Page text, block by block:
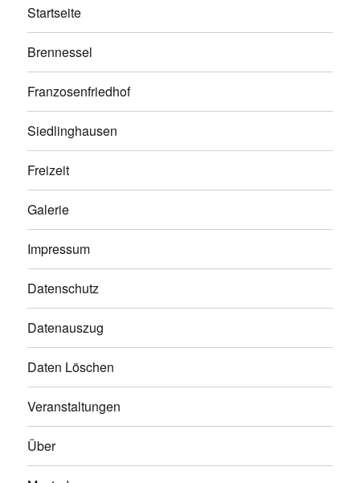
Startseite
Brennessel
Franzosenfriedhof
Siedlinghausen
Freizeit
Galerie
Impressum
Datenschutz
Datenauszug
Daten Löschen
Veranstaltungen
Über